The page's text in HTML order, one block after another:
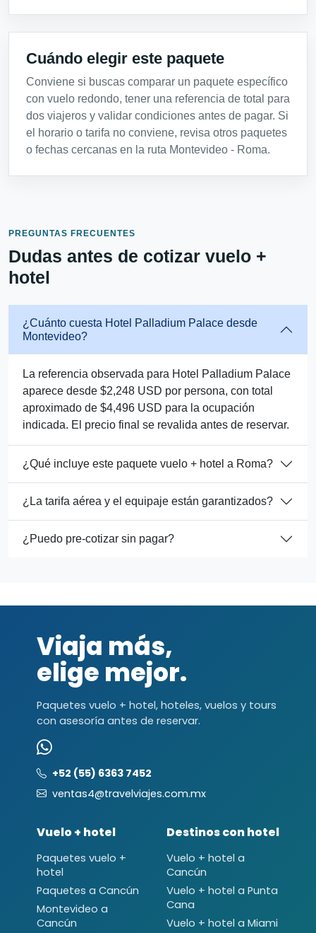
Cuándo elegir este paquete
Conviene si buscas comparar un paquete específico
con vuelo redondo, tener una referencia de total para
dos viajeros y validar condiciones antes de pagar. Si
el horario o tarifa no conviene, revisa otros paquetes
o fechas cercanas en la ruta Montevideo - Roma.
PREGUNTAS FRECUENTES
Dudas antes de cotizar vuelo +
hotel
¿Cuánto cuesta Hotel Palladium Palace desde
Montevideo?
La referencia observada para Hotel Palladium Palace
aparece desde $2,248 USD por persona, con total
aproximado de $4,496 USD para la ocupación
indicada. El precio final se revalida antes de reservar.
¿Qué incluye este paquete vuelo + hotel a Roma?
¿La tarifa aérea y el equipaje están garantizados?
¿Puedo pre-cotizar sin pagar?
Viaja más,
elige mejor.
Paquetes vuelo + hotel, hoteles, vuelos y tours
con asesoría antes de reservar.
+52 (55) 6363 7452
ventas4@travelviajes.com.mx
Vuelo + hotel
Paquetes vuelo +
hotel
Paquetes a Cancún
Montevideo a
Cancún
Destinos con hotel
Vuelo + hotel a
Cancún
Vuelo + hotel a Punta
Cana
Vuelo + hotel a Miami